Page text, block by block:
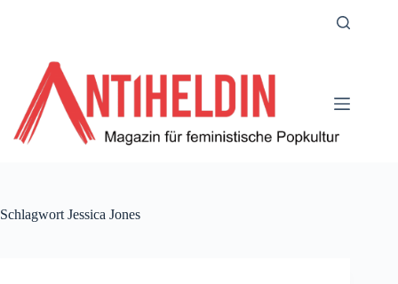
Schlagwort Jessica Jones